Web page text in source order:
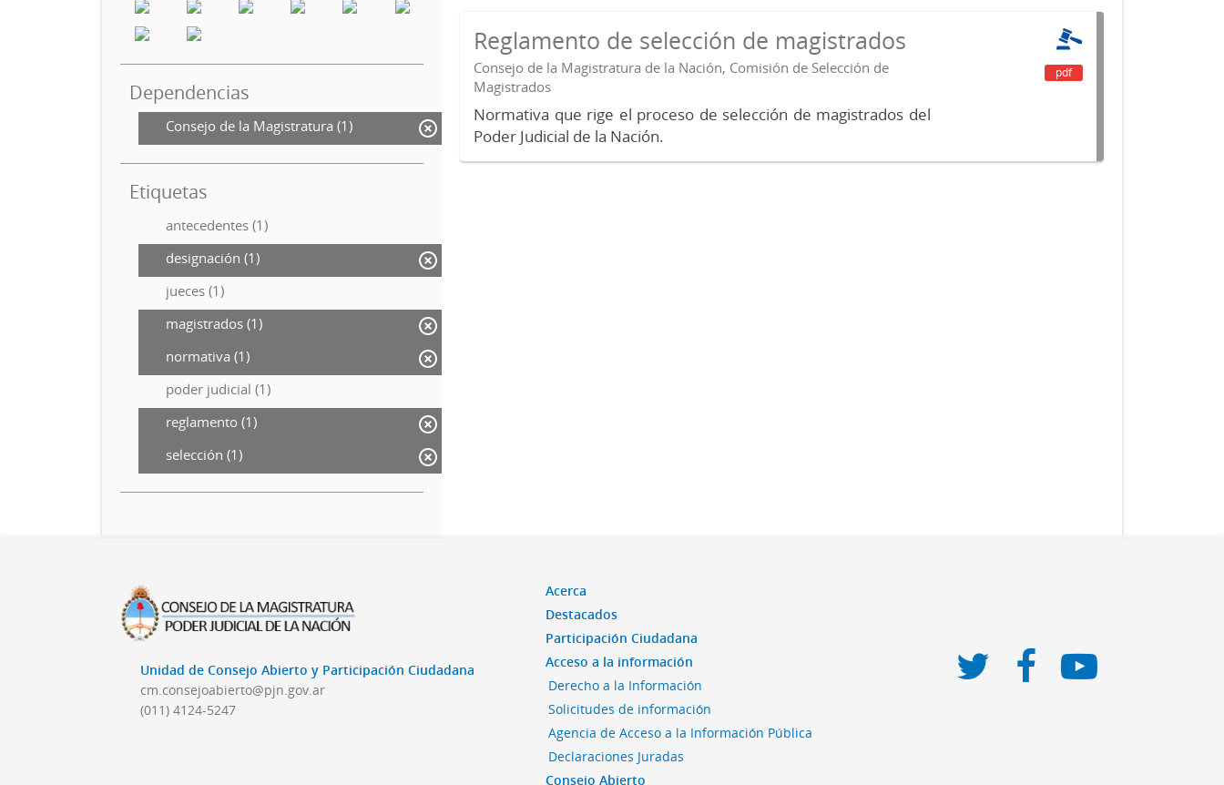
Dependencias
Consejo de la Magistratura (1)
Etiquetas
antecedentes (1)
designación (1)
jueces (1)
magistrados (1)
normativa (1)
poder judicial (1)
reglamento (1)
selección (1)
Reglamento de selección de magistrados
Consejo de la Magistratura de la Nación, Comisión de Selección de
Magistrados
Normativa que rige el proceso de selección de magistrados del
Poder Judicial de la Nación.
pdf
Unidad de Consejo Abierto y Participación Ciudadana
cm.consejoabierto@pjn.gov.ar
(011) 4124-5247
Acerca
Destacados
Participación Ciudadana
Acceso a la información
Derecho a la Información
Solicitudes de información
Agencia de Acceso a la Información Pública
Declaraciones Juradas
Consejo Abierto